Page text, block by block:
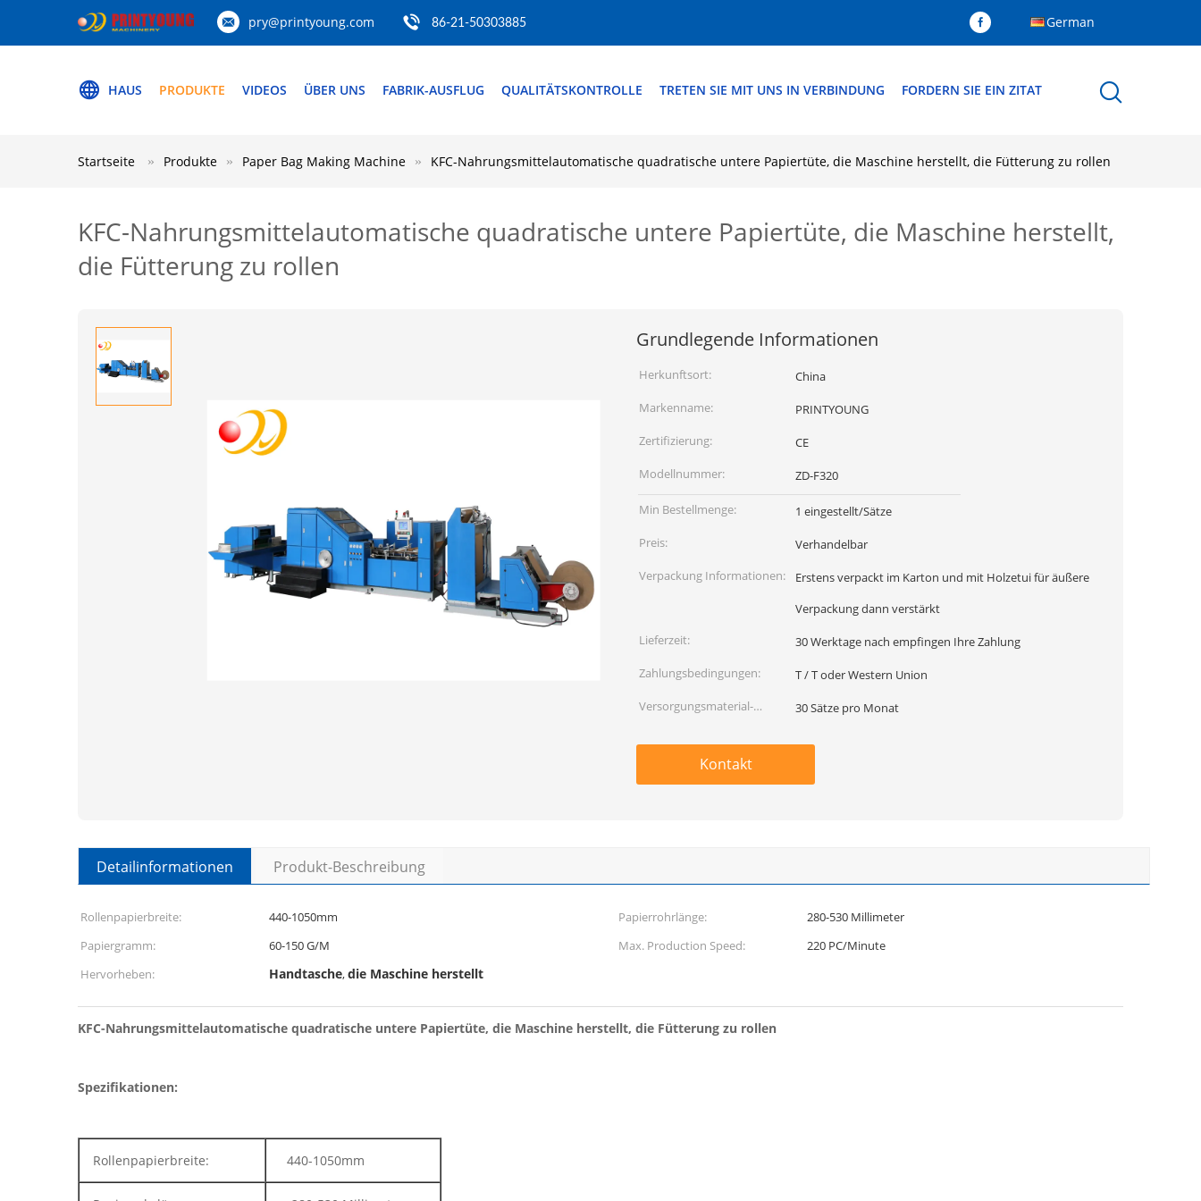
pry@printyoung.com 86-21-50303885 German
HAUS PRODUKTE VIDEOS ÜBER UNS FABRIK-AUSFLUG QUALITÄTSKONTROLLE TRETEN SIE MIT UNS IN VERBINDUNG FORDERN SIE EIN ZITAT
Startseite Produkte Paper Bag Making Machine KFC-Nahrungsmittelautomatische quadratische untere Papiertüte, die Maschine herstellt, die Fütterung zu rollen
KFC-Nahrungsmittelautomatische quadratische untere Papiertüte, die Maschine herstellt,
die Fütterung zu rollen
Grundlegende Informationen
Herkunftsort:
China
Markenname:
PRINTYOUNG
Zertifizierung:
CE
Modellnummer:
ZD-F320
Min Bestellmenge:
1 eingestellt/Sätze
Preis:
Verhandelbar
Verpackung Informationen:
Erstens verpackt im Karton und mit Holzetui für äußere
Verpackung dann verstärkt
Lieferzeit:
30 Werktage nach empfingen Ihre Zahlung
Zahlungsbedingungen:
T / T oder Western Union
Versorgungsmaterial-
30 Sätze pro Monat
Kontakt
Detailinformationen Produkt-Beschreibung
Rollenpapierbreite: 440-1050mm Papierrohrlänge:
280-530 Millimeter
Papiergramm:
60-150 G/M Max. Production Speed:
220 PC/Minute
Hervorheben:
Handtasche,die Maschine herstellt
KFC-Nahrungsmittelautomatische quadratische untere Papiertüte, die Maschine herstellt, die Fütterung zu rollen
Spezifikationen:
Rollenpapierbreite: 440-1050mm